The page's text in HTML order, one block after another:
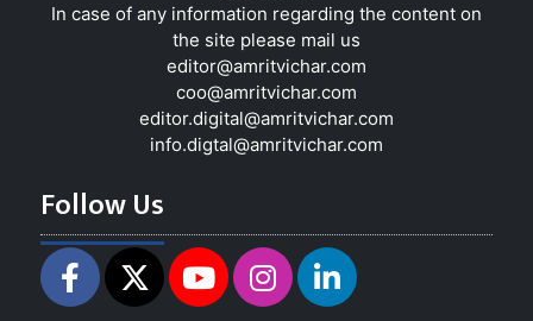
In case of any information regarding the content on
the site please mail us
editor@amritvichar.com
coo@amritvichar.com
editor.digital@amritvichar.com
info.digtal@amritvichar.com
Follow Us